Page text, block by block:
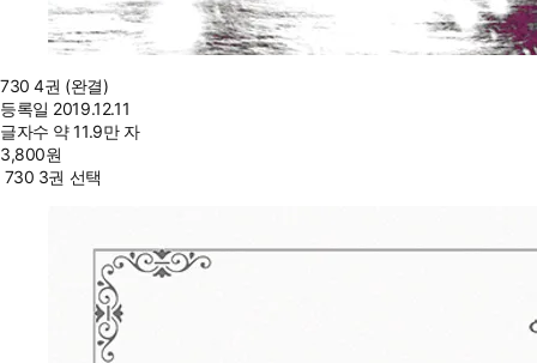
730 4권 (완결)
등록일 2019.12.11
글자수 약 11.9만 자
3,800원
730 3권 선택